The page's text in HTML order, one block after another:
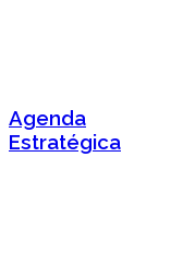
Agenda
Estratégica